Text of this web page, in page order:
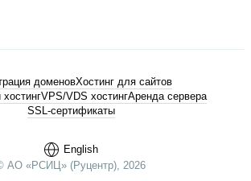
English
АО «РСИЦ» (Руцентр), 2026
доменовХостинг для сайтов
VPS/VDS хостингАренда сервера
SSL-сертификаты